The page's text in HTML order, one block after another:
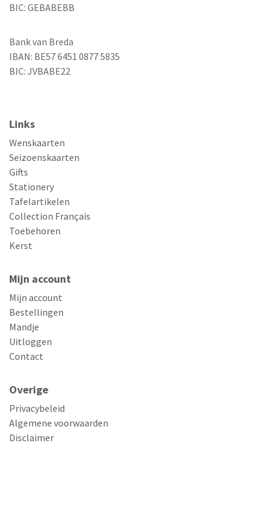
BIC: GEBABEBB
Bank van Breda
IBAN: BE57 6451 0877 5835
BIC: JVBABE22
Links
Wenskaarten
Seizoenskaarten
Gifts
Stationery
Tafelartikelen
Collection Français
Toebehoren
Kerst
Mijn account
Mijn account
Bestellingen
Mandje
Uitloggen
Contact
Overige
Privacybeleid
Algemene voorwaarden
Disclaimer